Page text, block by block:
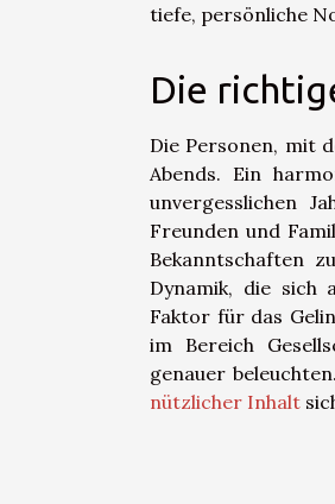
tiefe, persönliche
Die
Die Personen, mit
Abends. Ein
unvergesslichen
Freunden und
Bekanntschaften
Dynamik, die sich
Faktor für das
im Bereich
genauer
nützlicher Inhalt